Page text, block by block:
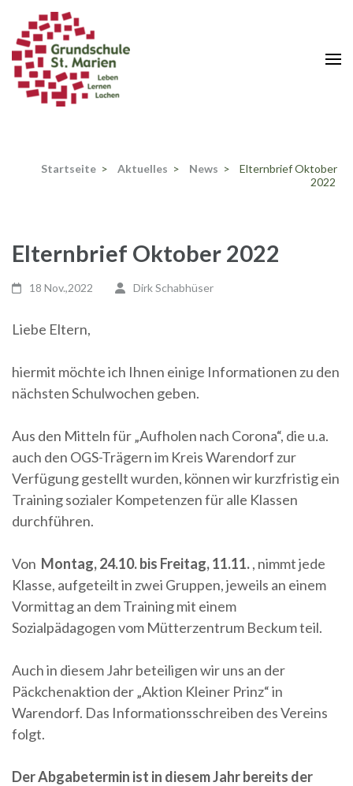
Inhalt
springen
(Enter
drücken)
Startseite > Aktuelles > News >
Elternbrief Oktober
2022
Elternbrief Oktober 2022
18 Nov.,2022 Dirk Schabhüser
Liebe Eltern,
hiermit möchte ich Ihnen einige Informationen zu den
nächsten Schulwochen geben.
Aus den Mitteln für „Aufholen nach Corona“, die u.a.
auch den OGS-Trägern im Kreis Warendorf zur
Verfügung gestellt wurden, können wir kurzfristig ein
Training sozialer Kompetenzen für alle Klassen
durchführen.
Von Montag, 24.10. bis Freitag, 11.11., nimmt jede
Klasse, aufgeteilt in zwei Gruppen, jeweils an einem
Vormittag an dem Training mit einem
Sozialpädagogen vom Mütterzentrum Beckum teil.
Auch in diesem Jahr beteiligen wir uns an der
Päckchenaktion der „Aktion Kleiner Prinz“ in
Warendorf. Das Informationsschreiben des Vereins
folgt.
Der Abgabetermin ist in diesem Jahr bereits der